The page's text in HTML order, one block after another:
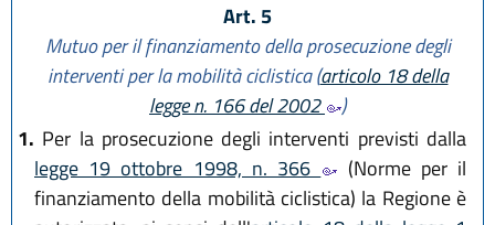
Art. 5
Mutuo per il finanziamento della prosecuzione degli
interventi per la mobilità ciclistica (articolo 18 della
legge n. 166 del 2002
)
1. Per la prosecuzione degli interventi previsti dalla
legge 19 ottobre 1998, n. 366
(Norme per il
finanziamento della mobilità ciclistica) la Regione è